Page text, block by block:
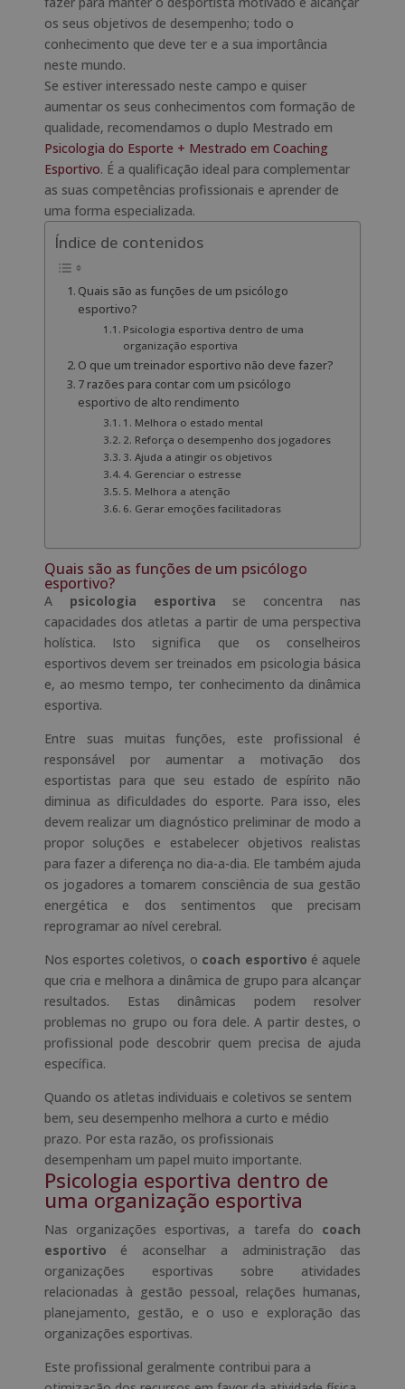
os seus objetivos de desempenho; todo o
conhecimento que deve ter e a sua importância
neste mundo.
Se estiver interessado neste campo e quiser
aumentar os seus conhecimentos com formação de
qualidade, recomendamos o duplo Mestrado em
Psicologia do Esporte + Mestrado em Coaching
Esportivo. É a qualificação ideal para complementar
as suas competências profissionais e aprender de
uma forma especializada.
Índice de contenidos
Quais são as funções de um psicólogo
esportivo?
Psicologia esportiva dentro de uma
organização esportiva
O que um treinador esportivo não deve fazer?
7 razões para contar com um psicólogo
esportivo de alto rendimento
1. Melhora o estado mental
2. Reforça o desempenho dos jogadores
3. Ajuda a atingir os objetivos
4. Gerenciar o estresse
5. Melhora a atenção
6. Gerar emoções facilitadoras
Quais são as funções de um psicólogo
esportivo?
A psicologia esportiva se concentra nas
capacidades dos atletas a partir de uma perspectiva
holística. Isto significa que os conselheiros
esportivos devem ser treinados em psicologia básica
e, ao mesmo tempo, ter conhecimento da dinâmica
esportiva.
Entre suas muitas funções, este profissional é
responsável por aumentar a motivação dos
esportistas para que seu estado de espírito não
diminua as dificuldades do esporte. Para isso, eles
devem realizar um diagnóstico preliminar de modo a
propor soluções e estabelecer objetivos realistas
para fazer a diferença no dia-a-dia. Ele também ajuda
os jogadores a tomarem consciência de sua gestão
energética e dos sentimentos que precisam
reprogramar ao nível cerebral.
Nos esportes coletivos, o coach esportivo é aquele
que cria e melhora a dinâmica de grupo para alcançar
resultados. Estas dinâmicas podem resolver
problemas no grupo ou fora dele. A partir destes, o
profissional pode descobrir quem precisa de ajuda
específica.
Quando os atletas individuais e coletivos se sentem
bem, seu desempenho melhora a curto e médio
prazo. Por esta razão, os profissionais
desempenham um papel muito importante.
Psicologia esportiva dentro de
uma organização esportiva
Nas organizações esportivas, a tarefa do coach
esportivo é aconselhar a administração das
organizações esportivas sobre atividades
relacionadas à gestão pessoal, relações humanas,
planejamento, gestão, e o uso e exploração das
organizações esportivas.
Este profissional geralmente contribui para a